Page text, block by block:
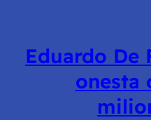
Eduardo De
onesta